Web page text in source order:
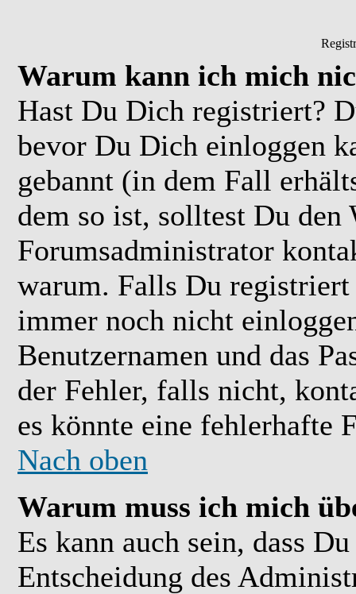
Warum kann ich mich
Hast Du Dich registriert?
bevor Du Dich einloggen
gebannt (in dem Fall
dem so ist, solltest Du den
Forumsadministrator
warum. Falls Du
immer noch nicht
Benutzernamen und das
der Fehler, falls nicht,
es könnte eine fehlerhafte
Nach oben
Warum muss ich mich
Es kann auch sein, dass
Entscheidung des